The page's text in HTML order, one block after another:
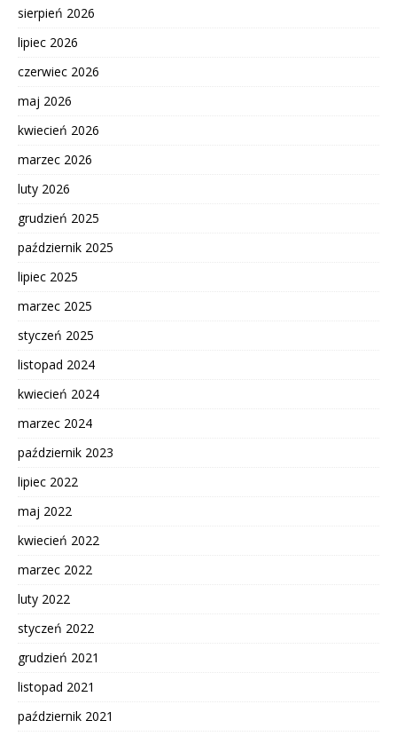
sierpień 2026
lipiec 2026
czerwiec 2026
maj 2026
kwiecień 2026
marzec 2026
luty 2026
grudzień 2025
październik 2025
lipiec 2025
marzec 2025
styczeń 2025
listopad 2024
kwiecień 2024
marzec 2024
październik 2023
lipiec 2022
maj 2022
kwiecień 2022
marzec 2022
luty 2022
styczeń 2022
grudzień 2021
listopad 2021
październik 2021